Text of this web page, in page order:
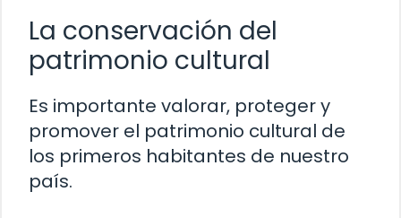
La conservación del
patrimonio cultural
Es importante valorar, proteger y
promover el patrimonio cultural de
los primeros habitantes de nuestro
país.